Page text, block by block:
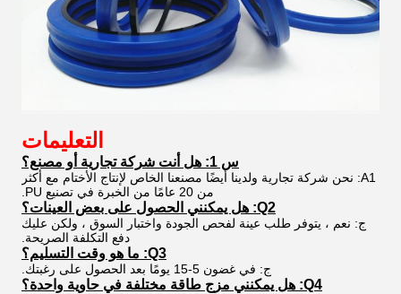
التعليمات
س 1: هل أنت شركة تجارية أو مصنع؟
A1: نحن شركة تجارية ولدينا أيضًا مصنعنا الخاص لإنتاج الأختام مع أكثر
من 20 عامًا من الخبرة في تصنيع PU.
Q2: هل يمكنني الحصول على بعض العينات؟
ج: نعم ، يتوفر طلب عينة لفحص الجودة واختبار السوق ، ولكن عليك
دفع التكلفة الصريحة.
Q3: ما هو وقت التسليم؟
ج: في غضون 5-15 يومًا بعد الحصول على رغبتك.
Q4: هل يمكنني مزج طاقة مختلفة في حاوية واحدة؟